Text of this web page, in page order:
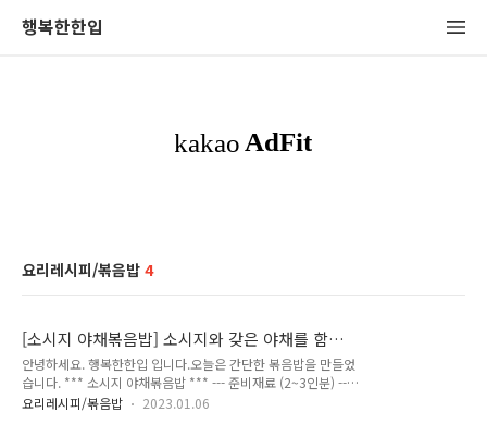
행복한한입
요리레시피/볶음밥 4
[소시지 야채볶음밥] 소시지와 갖은 야채를 함께
볶아 만든 초간단 볶음밥~!
안녕하세요. 행복한한입 입니다.오늘은 간단한 볶음밥을 만들었
습니다. *** 소시지 야채볶음밥 *** --- 준비재료 (2~3인분) ---
밥 2공기감자 1개당근 1/4개삶은 브로콜리 한줌비엔나소시지
요리레시피/볶음밥 2023.01.06